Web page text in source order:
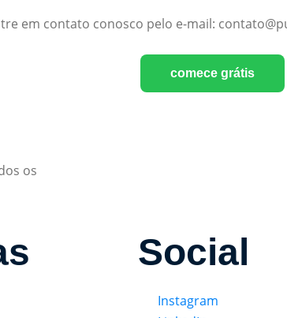
em contato conosco pelo e-mail:
os
comece grátis
Social
Instagram